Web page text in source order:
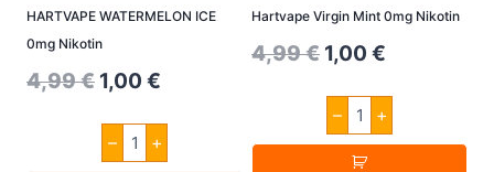
HARTVAPE WATERMELON ICE
0mg Nikotin
4,99€ Original
was:
1,00 €
is:
–
HARTVAPE
WATERMELON
+
Hartvape Virgin Mint 0mg Nikotin
4,99€ Original
was:
4,99 €.
1,00 €
is:
1,00 €.
–
Hartvape
Virgin
Mint
0mg
+